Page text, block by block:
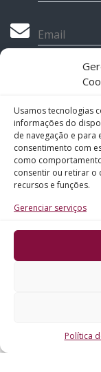
Usamos tecnologias
informações do
de navegação e para
consentimento com
como
consentir ou retirar o
recursos e funções.
Gerenciar serviços
Política
Email
Telefone
Assunto
Mensagem